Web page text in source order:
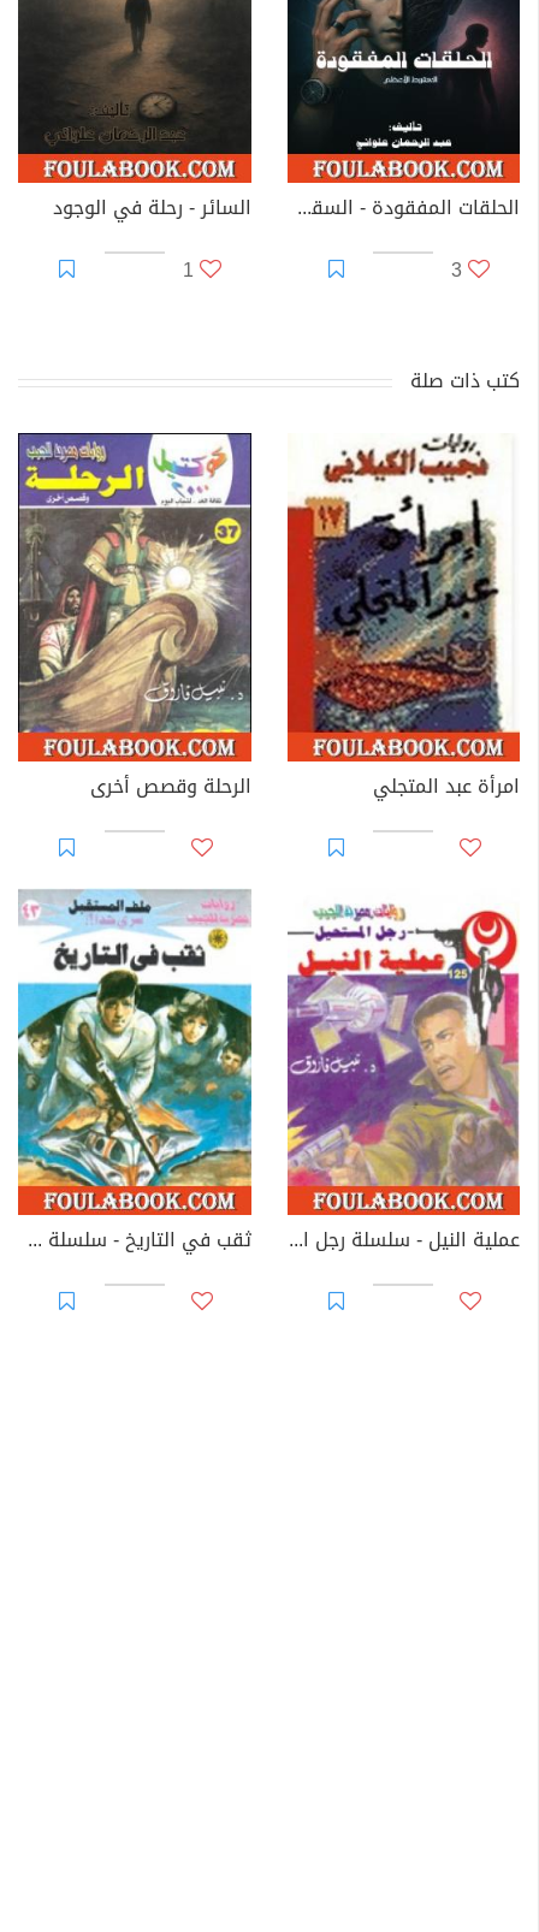
الحلقات المفقودة - السقوط الأعظم
3
السائر - رحلة في الوجود
1
كتب ذات صلة
امرأة عبد المتجلي الرحلة وقصص أخرى
عملية النيل - سلسلة رجل المستحيل ثقب في التاريخ - سلسلة ملف المستقبل